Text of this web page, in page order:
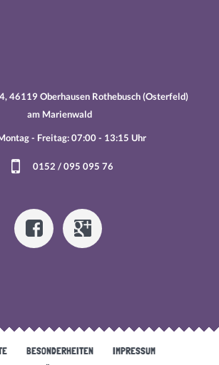
46119 Oberhausen Rothebusch (Osterfeld)
am Marienwald
- Freitag: 07:00 - 13:15 Uhr
0152 / 095 095 76
BESONDERHEITEN
IMPRESSUM